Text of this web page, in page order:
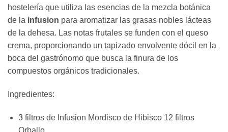
hostelería que utiliza las esencias de la mezcla botánica
de la infusion para aromatizar las grasas nobles lácteas
de la dehesa. Las notas frutales se funden con el queso
crema, proporcionando un tapizado envolvente dócil en la
boca del gastrónomo que busca la finura de los
compuestos orgánicos tradicionales.
Ingredientes:
3 filtros de Infusion Mordisco de Hibisco 12 filtros
Orballo